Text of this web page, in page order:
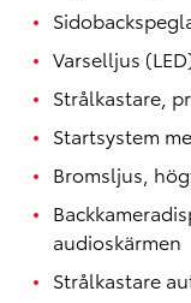
Varselljus
Strålkastare,
Startsystem
Bromsljus,
audioskärmen
Strålkastare